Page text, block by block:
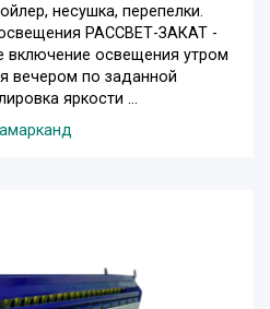
несушка, перепелки.
РАССВЕТ-ЗАКАТ -
включение освещения утром
вечером по заданной
яркости ...